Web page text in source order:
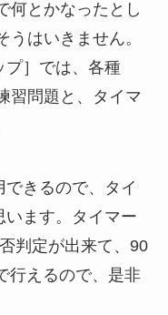
何とかなったとし
はいきません。
プ］では、各種
習問題と、タイマ
きるので、タイ
ます。タイマー
判定が出来て、90
行えるので、是非